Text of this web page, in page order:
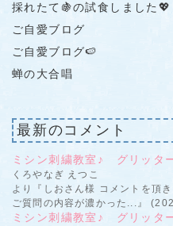
採れたて🍇の試食しました💖
ご自愛ブログ
ご自愛ブログ🍉
蝉の大合唱
最新のコメント
ミシン刺繍教室♪ グリッタ
くろやなぎ えつこ
より『しおさん様 コメントを頂
ご質問の内容が濃かった...』
ミシン刺繍教室♪ グリッタ